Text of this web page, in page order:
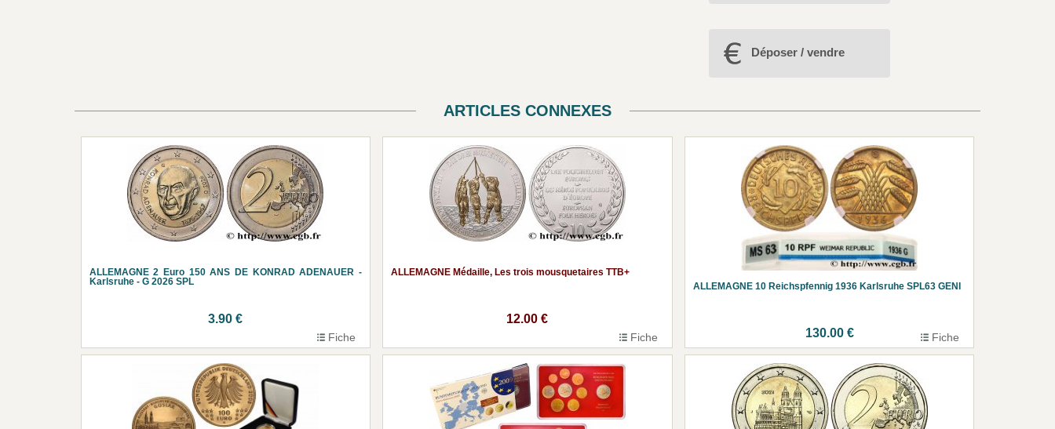
Déposer / vendre
ARTICLES CONNEXES
ALLEMAGNE 2 Euro 150 ANS DE KONRAD ADENAUER -
Karlsruhe - G 2026 SPL
3.90 €
Fiche
ALLEMAGNE Médaille, Les trois mousquetaires TTB+
12.00 €
Fiche
ALLEMAGNE 10 Reichspfennig 1936 Karlsruhe SPL63 GENI
130.00 € Fiche